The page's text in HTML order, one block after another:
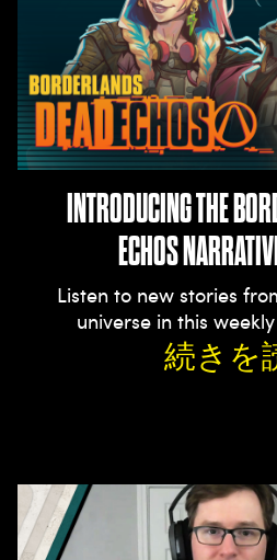
INTRODUCING THE
ECHOS
Listen to new stories
universe in this
続きを